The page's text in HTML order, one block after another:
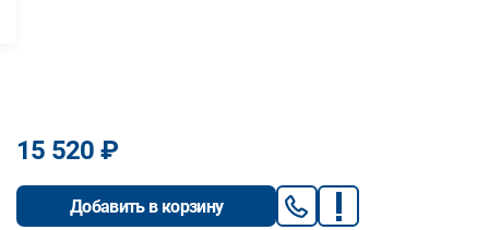
15 520 ₽
Добавить в корзину